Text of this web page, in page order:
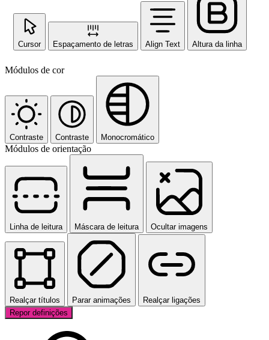
Cursor Espaçamento de letras Align Text Altura da linha
Módulos de cor
Contraste Contraste Monocromático
Módulos de orientação
Linha de leitura Máscara de leitura Ocultar imagens
Realçar títulos Parar animações
Realçar ligações
Repor definições